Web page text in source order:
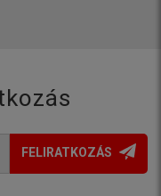
FELIRATKOZÁS